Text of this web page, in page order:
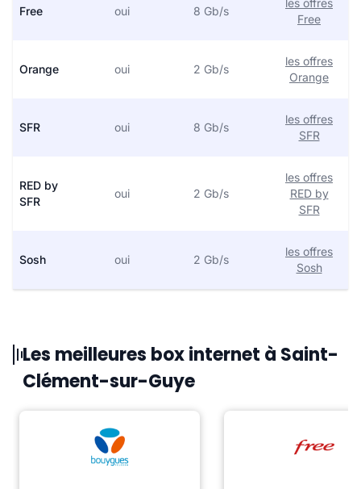
Free oui 8 Gb/s
les offres
Free
Orange oui 2 Gb/s
les offres
Orange
SFR oui 8 Gb/s
les offres
SFR
RED by
SFR
oui 2 Gb/s
les offres
RED by
SFR
Sosh oui 2 Gb/s
les offres
Sosh
Les meilleures box internet à Saint-
Clément-sur-Guye